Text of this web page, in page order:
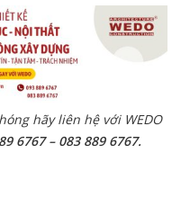
hãy liên hệ với WEDO
6767 – 083 889 6767.